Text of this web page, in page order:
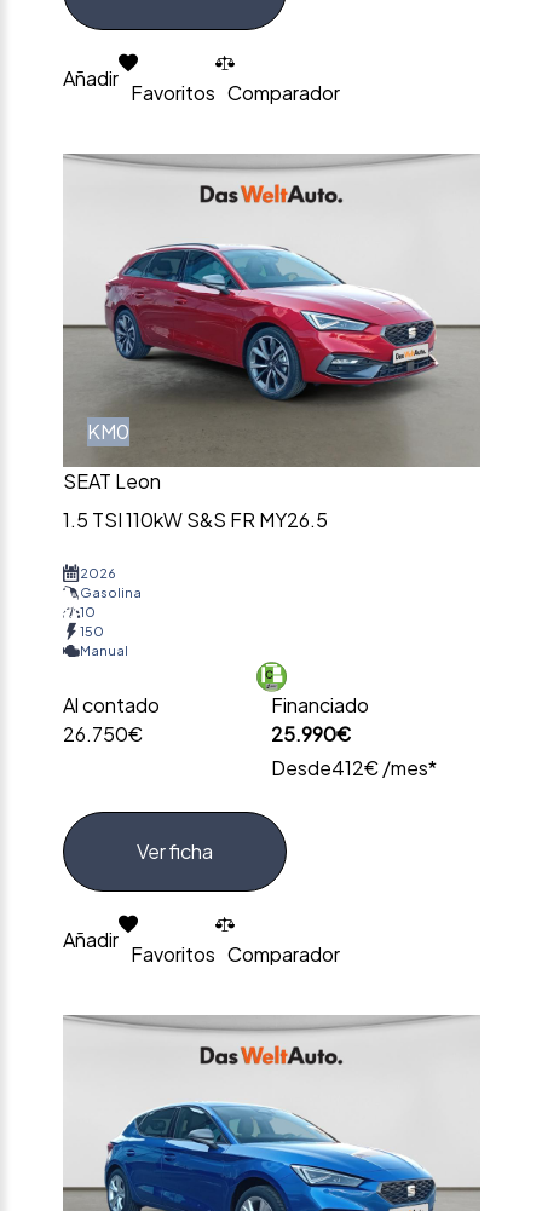
Añadir
Favoritos Comparador
KM0
SEAT Leon
1.5 TSI 110kW S&S FR MY26.5
2026
Gasolina
10
150
Manual
Al contado
26.750€
Financiado
25.990€
Desde412€ /mes*
Ver ficha
Añadir
Favoritos Comparador